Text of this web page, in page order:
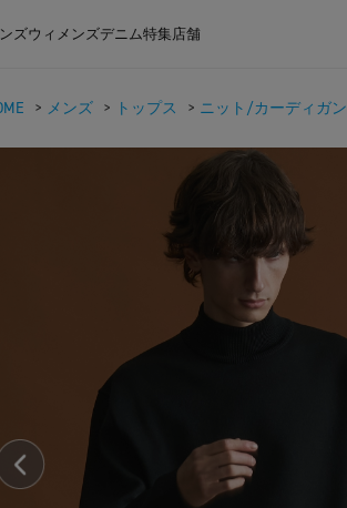
ズウィメンズデニム特集店舗
> メンズ > トップス > ニット/カーディガン